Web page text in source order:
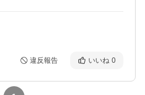
違反報告 いいね 0